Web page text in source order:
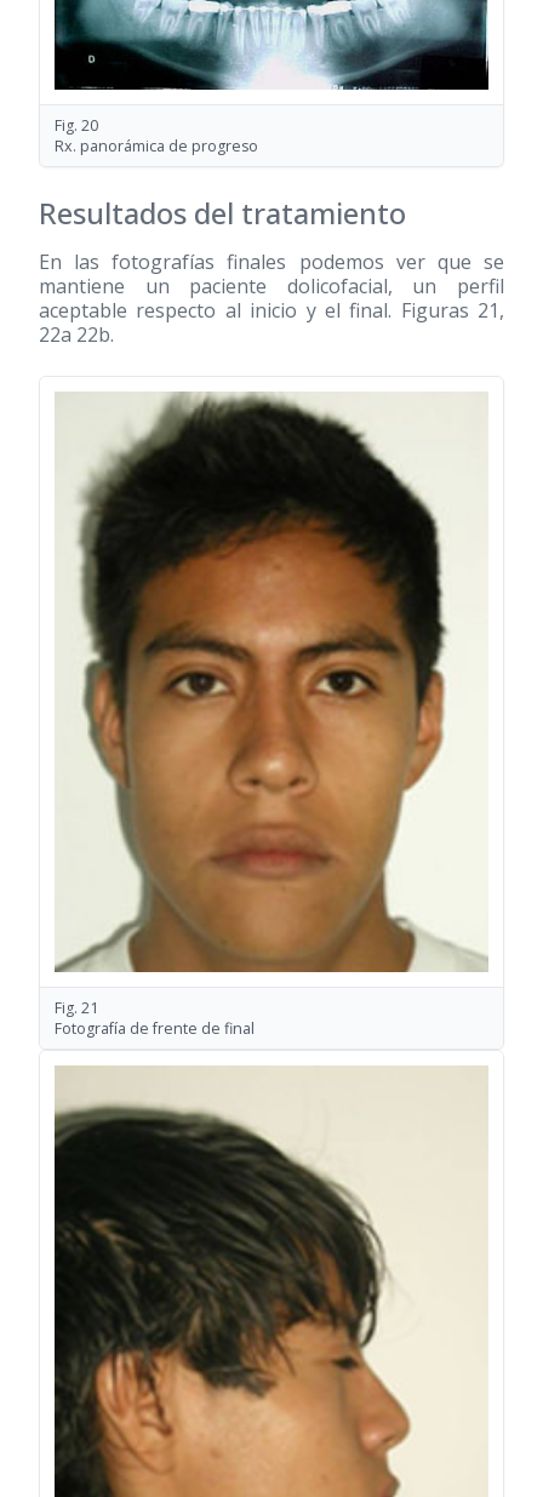
Fig. 20
Rx. panorámica de progreso
Resultados del tratamiento
En las fotografías finales podemos ver que se
mantiene un paciente dolicofacial, un perfil
aceptable respecto al inicio y el final. Figuras 21,
22a 22b.
Fig. 21
Fotografía de frente de final